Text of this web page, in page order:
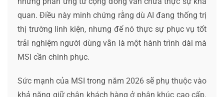
quan. Điều này minh chứng rằng dù AI đang thống trị
thị trường linh kiện, nhưng để nó thực sự phục vụ tốt
trải nghiệm người dùng vẫn là một hành trình dài mà
MSI cần chinh phục.
Sức mạnh của MSI trong năm 2026 sẽ phụ thuộc vào
khả năng giữ chân khách hàng ở phân khúc cao cấp.